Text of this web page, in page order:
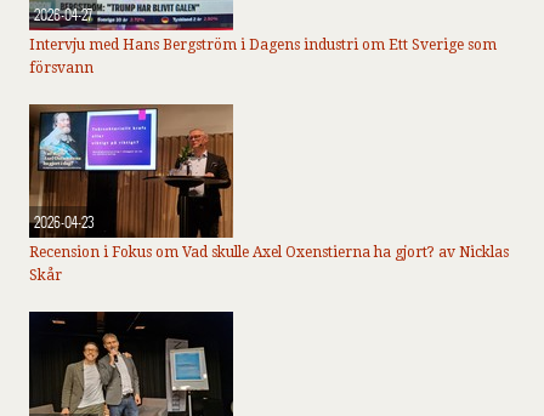
2026-04-27
Intervju med Hans Bergström i Dagens industri om Ett Sverige som
försvann
2026-04-23
Recension i Fokus om Vad skulle Axel Oxenstierna ha gjort? av Nicklas
Skår